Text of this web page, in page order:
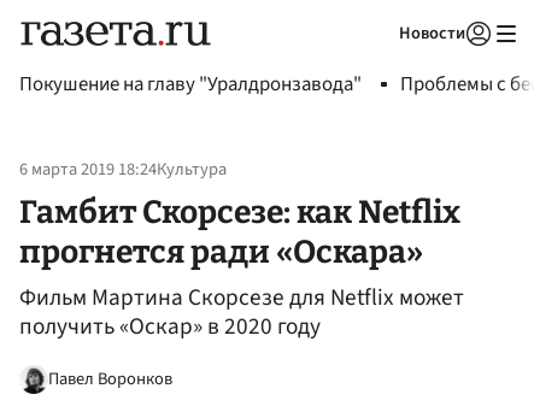
Новости
Покушение на главу "Уралдронзавода" Проблемы с
6 марта 2019 18:24Культура
Гамбит Скорсезе: как Netflix
прогнется ради «Оскара»
Фильм Мартина Скорсезе для Netflix может
получить «Оскар» в 2020 году
Павел Воронков